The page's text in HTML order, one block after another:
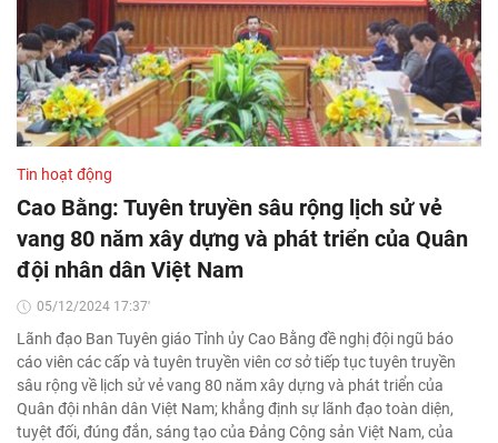
Tin hoạt động
Cao Bằng: Tuyên truyền sâu rộng lịch sử vẻ
vang 80 năm xây dựng và phát triển của Quân
đội nhân dân Việt Nam
05/12/2024 17:37'
Lãnh đạo Ban Tuyên giáo Tỉnh ủy Cao Bằng đề nghị đội ngũ báo
cáo viên các cấp và tuyên truyền viên cơ sở tiếp tục tuyên truyền
sâu rộng về lịch sử vẻ vang 80 năm xây dựng và phát triển của
Quân đội nhân dân Việt Nam; khẳng định sự lãnh đạo toàn diện,
tuyệt đối, đúng đắn, sáng tạo của Đảng Cộng sản Việt Nam, của